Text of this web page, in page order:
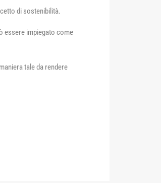
di sostenibilità.
essere impiegato come
tale da rendere